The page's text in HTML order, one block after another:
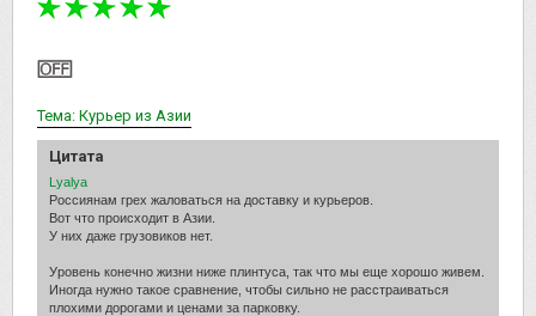
Тема: Курьер из Азии
Цитата
Lyalya
Россиянам грех жаловаться на доставку и курьеров.
Вот что происходит в Азии.
У них даже грузовиков нет.
Уровень конечно жизни ниже плинтуса, так что мы еще хорошо живем.
Иногда нужно такое сравнение, чтобы сильно не расстраиваться
плохими дорогами и ценами за парковку.